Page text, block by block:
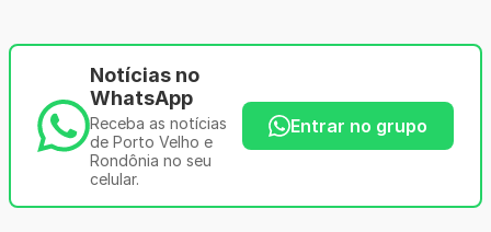
Notícias no
WhatsApp
Receba as notícias
de Porto Velho e
Rondônia no seu
celular.
Entrar no grupo